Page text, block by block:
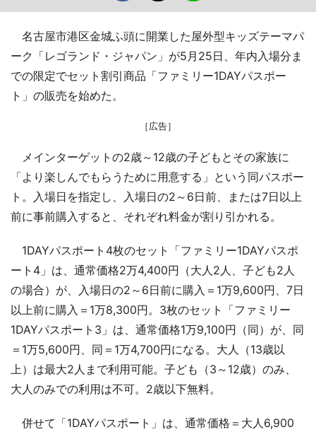
名古屋市港区金城ふ頭に開業した屋外型キッズテーマパ
ーク「レゴランド・ジャパン」が5月25日、年内入場分ま
での限定でセット割引商品「ファミリー1DAYパスポー
ト」の販売を始めた。
［広告］
メインターゲットの2歳～12歳の子どもとその家族に
「より楽しんでもらうために用意する」という同パスポー
ト。入場日を指定し、入場日の2～6日前、または7日以上
前に事前購入すると、それぞれ料金が割り引かれる。
1DAYパスポート4枚のセット「ファミリー1DAYパスポ
ート4」は、通常価格2万4,400円（大人2人、子ども2人
の場合）が、入場日の2～6日前に購入＝1万9,600円、7日
以上前に購入＝1万8,300円。3枚のセット「ファミリー
1DAYパスポート3」は、通常価格1万9,100円（同）が、同
＝1万5,600円、同＝1万4,700円になる。大人（13歳以
上）は最大2人まで利用可能。子ども（3～12歳）のみ、
大人のみでの利用は不可。2歳以下無料。
併せて「1DAYパスポート」は、通常価格＝大人6,900